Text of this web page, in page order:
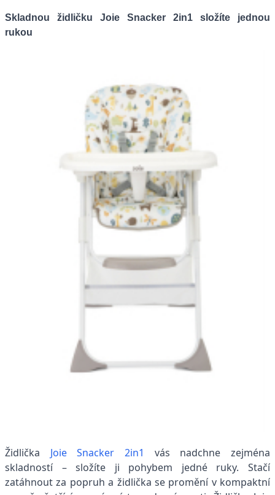
Skladnou židličku Joie Snacker 2in1 složíte jednou
rukou
Židlička Joie Snacker 2in1
vás nadchne zejména
skladností – složíte ji pohybem jedné ruky. Stačí
zatáhnout za popruh a židlička se promění v kompaktní